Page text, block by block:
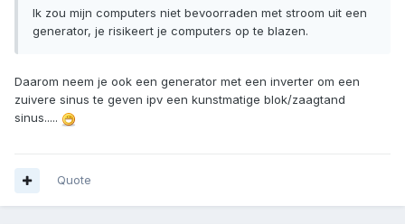
Ik zou mijn computers niet bevoorraden met stroom uit een
generator, je risikeert je computers op te blazen.
Daarom neem je ook een generator met een inverter om een
zuivere sinus te geven ipv een kunstmatige blok/zaagtand
sinus.....
Quote